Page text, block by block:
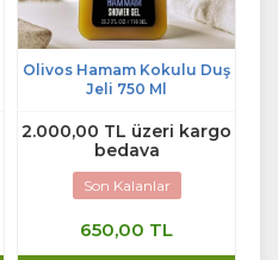
Olivos Hamam Kokulu Duş
Jeli 750 Ml
2.000,00 TL üzeri kargo
bedava
Son Kalanlar
650,00 TL